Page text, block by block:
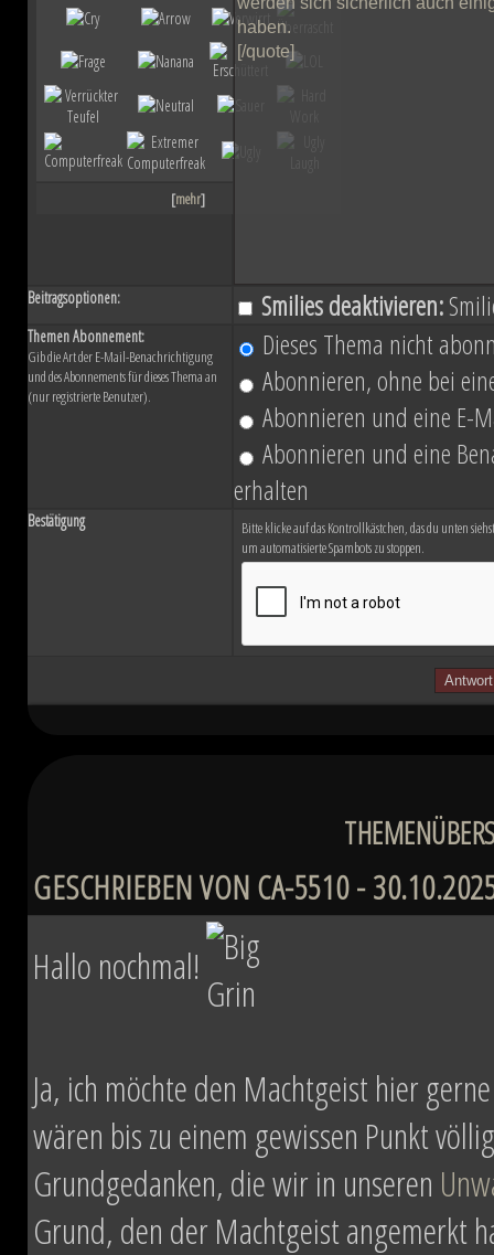
ihn mit der Einnahme von
Eindruck einer erneuten
sichert sich Vesperum die Loyalität
Vernichtung aller Dissidenten und
Schlacht von Endor noch den
nun in weiter Ferne. Der Entscheid
fallen und niemand vermag auch
Planeten aussehen wird....
[mehr]
Beitragsoptionen: Smilies deaktivieren:
Themen Abonnement:
Gib die Art der E-Mail-Benachrichtigung
und des Abonnements für dieses Thema an
(nur registrierte Benutzer).
Dieses Thema nicht
Abonnieren, ohne bei
Abonnieren und eine E-
Abonnieren und eine
erhalten
Bestätigung
Bitte klicke auf das Kontrollkästchen, das du unten
um automatisierte Spambots zu stoppen.
GESCHRIEBEN VON CA-5510 -
Hallo nochmal!
Ja, ich möchte den Machtgeist hier
wären bis zu einem gewissen Punkt
Grundgedanken, die wir in unseren
Grund, den der Machtgeist angemerkt